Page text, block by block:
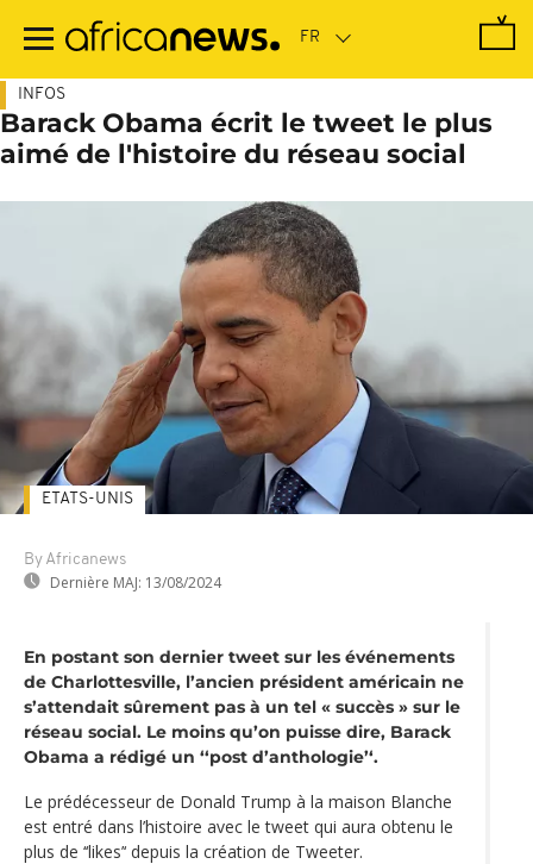
contenu
INFOS
Barack Obama écrit le tweet le plus
aimé de l'histoire du réseau social
By Africanews
Dernière MAJ: 13/08/2024
ETATS-UNIS
En postant son dernier tweet sur les événements
de Charlottesville, l’ancien président américain ne
s’attendait sûrement pas à un tel « succès » sur le
réseau social. Le moins qu’on puisse dire, Barack
Obama a rédigé un ‘‘post d’anthologie’‘.
Le prédécesseur de Donald Trump à la maison Blanche
est entré dans l’histoire avec le tweet qui aura obtenu le
plus de ‘‘likes’‘ depuis la création de Tweeter.